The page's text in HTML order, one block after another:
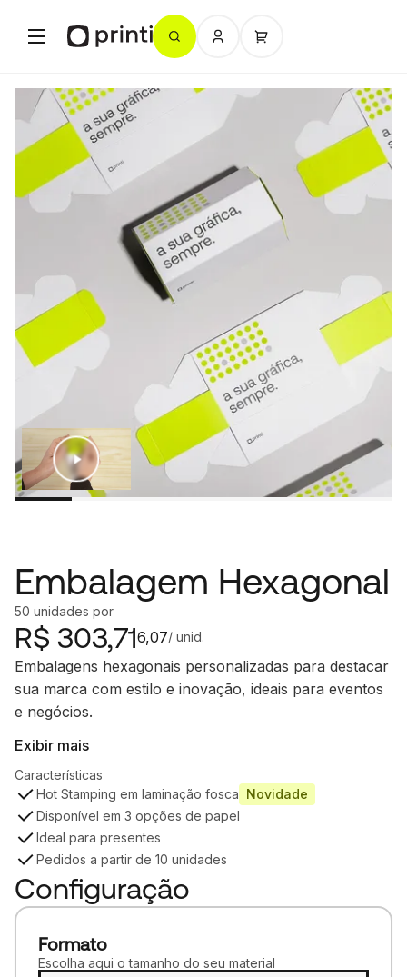
Embalagem Hexagonal
50 unidades por
R$ 303,71 / unid.
6,07
Embalagens hexagonais personalizadas para destacar
sua marca com estilo e inovação, ideais para eventos
e negócios.
Exibir mais
Características
Hot Stamping em laminação fosca Novidade
Disponível em 3 opções de papel
Ideal para presentes
Pedidos a partir de 10 unidades
Configuração
Formato
Escolha aqui o tamanho do seu material